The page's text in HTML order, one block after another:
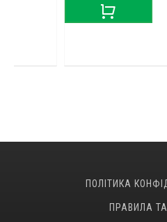
ПОЛІТИКА
ПРАВИЛА